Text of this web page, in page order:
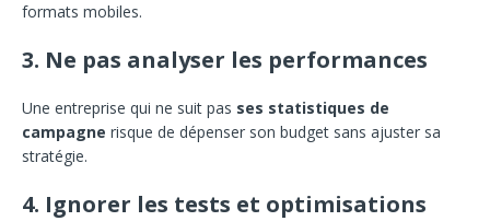
formats mobiles.
3. Ne pas analyser les performances
Une entreprise qui ne suit pas ses statistiques de
campagne risque de dépenser son budget sans ajuster sa
stratégie.
4. Ignorer les tests et optimisations